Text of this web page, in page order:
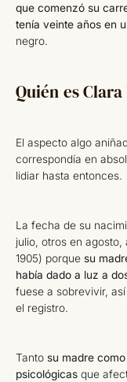
que comenzó su
tenía veinte años en
negro.
Quién es
El aspecto algo
correspondía en
lidiar hasta entonces.
La fecha de su
julio, otros en
1905) porque su
había dado a luz a
fuese a sobrevivir,
el registro.
Tanto su madre
psicológicas que